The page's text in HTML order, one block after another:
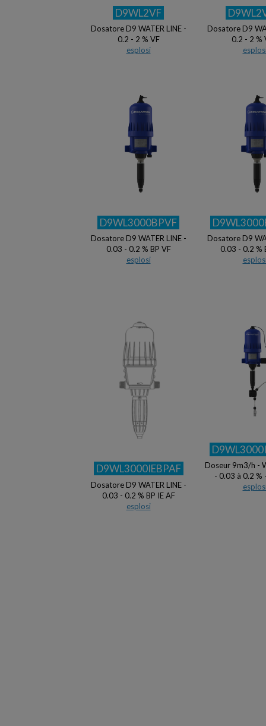
D9WL2VF
Dosatore D9 WATER LINE -
0.2 - 2 % VF
esplosi
Dosatore D9
0.2 - 2 %
D9WL3000BPVF
Dosatore D9 WATER LINE -
0.03 - 0.2 % BP VF
esplosi
Dosatore D9
0.03 - 0.2 %
D9WL3000IEBPAF
Dosatore D9 WATER LINE -
0.03 - 0.2 % BP IE AF
esplosi
Doseur 9m3/h -
- 0.03 à 0.2 %